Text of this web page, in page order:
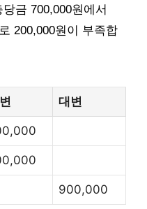
금 700,000원에서
200,000원이 부족합
대변
900,000